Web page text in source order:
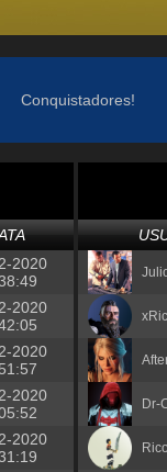
Conquistadores!
2020
2020
2020
2020
2020
Dr-